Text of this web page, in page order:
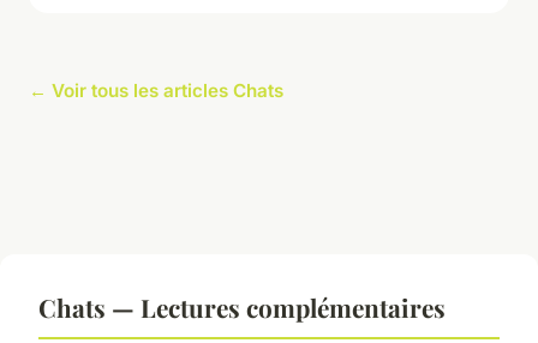
← Voir tous les articles Chats
Chats — Lectures complémentaires